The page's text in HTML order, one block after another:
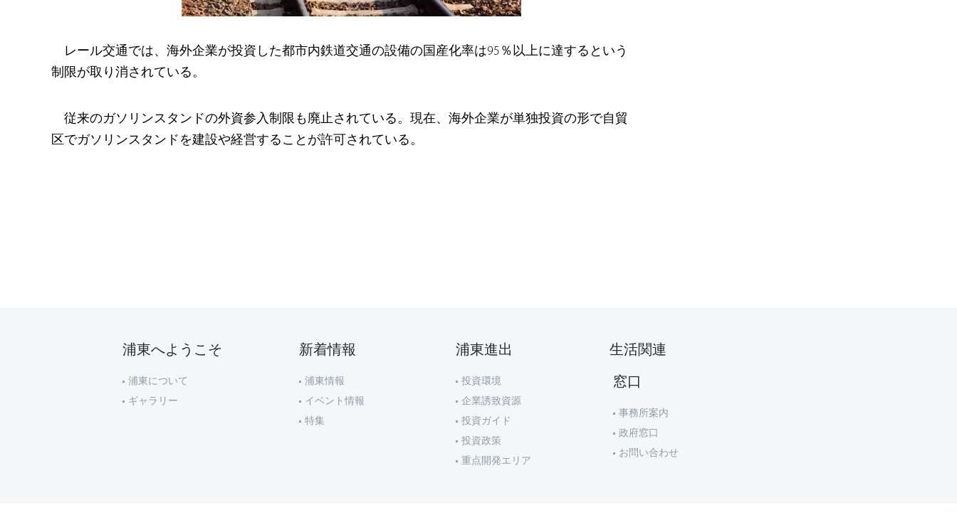
レール交通では、海外企業が投資した都市内鉄道交通の設備の国産化率は95％以上に達するという
制限が取り消されている。
従来のガソリンスタンドの外資参入制限も廃止されている。現在、海外企業が単独投資の形で自貿
区でガソリンスタンドを建設や経営することが許可されている。
浦東へようこそ
浦東について
ギャラリー
新着情報
浦東情報
イベント情報
特集
浦東進出
投資環境
企業誘致資源
投資ガイド
投資政策
重点開発エリア
生活関連
窓口
事務所案内
政府窓口
お問い合わせ